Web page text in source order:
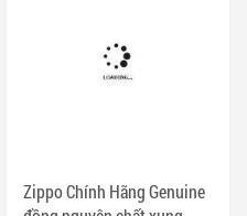
Zippo Chính Hãng Genuine